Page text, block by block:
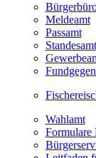
Meldeamt
Passamt
Standesamt
Wahlamt
Formulare